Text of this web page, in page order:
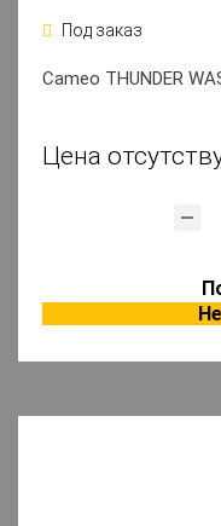
Под заказ
Cameo THUNDER
Цена